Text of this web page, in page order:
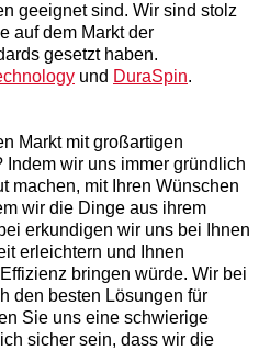
geeignet sind. Wir sind stolz
auf dem Markt der
gesetzt haben.
und DuraSpin.
Markt mit großartigen
wir uns immer gründlich
machen, mit Ihren Wünschen
wir die Dinge aus ihrem
erkundigen wir uns bei Ihnen
erleichtern und Ihnen
bringen würde. Wir bei
den besten Lösungen für
Sie uns eine schwierige
sicher sein, dass wir die